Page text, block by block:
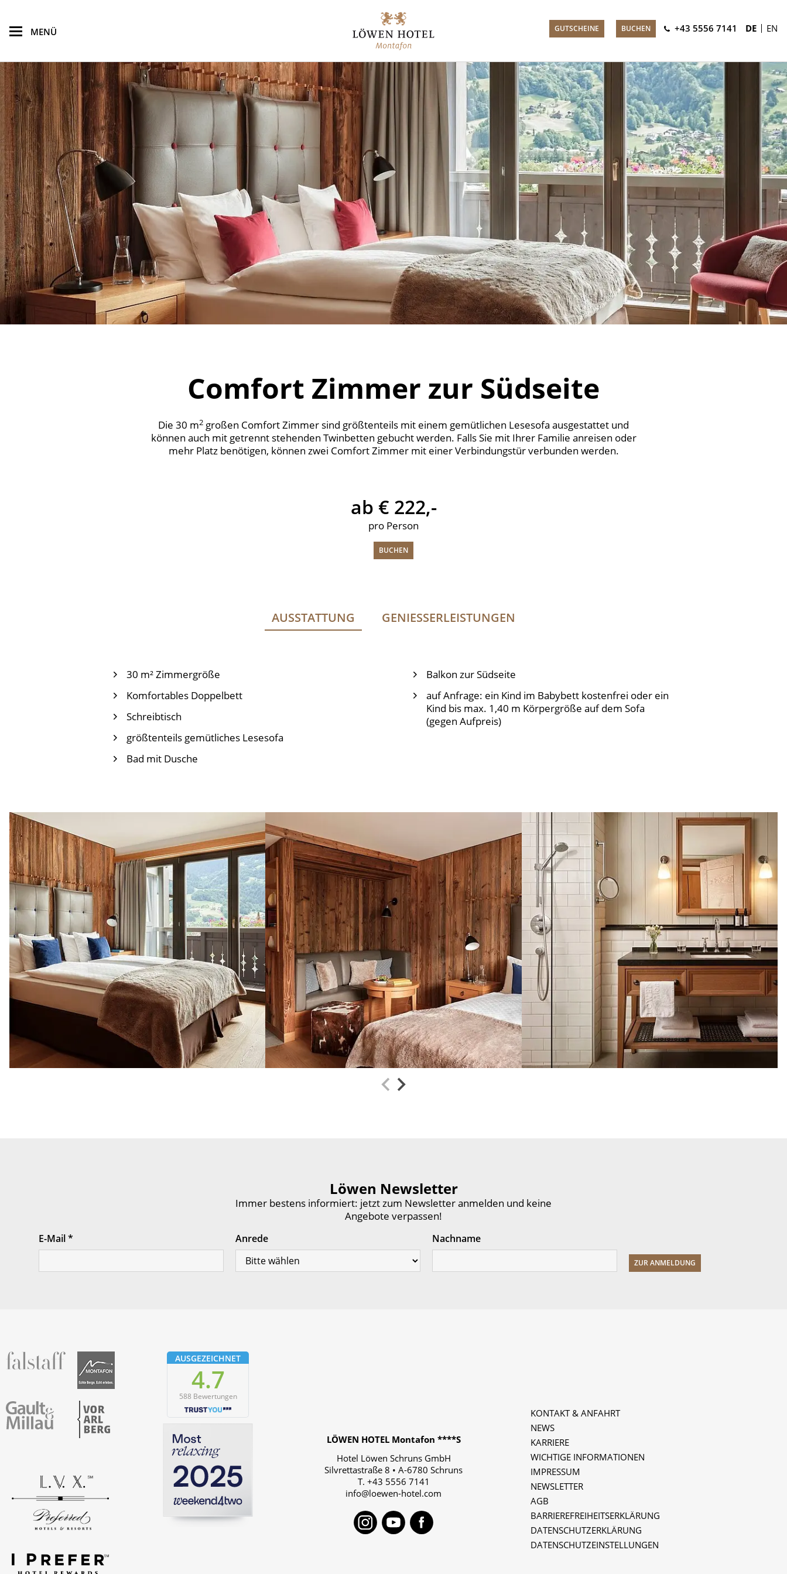
MENÜ GUTSCHEINE BUCHEN +43 5556 7141 DE EN
Comfort Zimmer zur Südseite
Die 30 m2 großen Comfort Zimmer sind größtenteils mit einem gemütlichen Lesesofa ausgestattet und
können auch mit getrennt stehenden Twinbetten gebucht werden. Falls Sie mit Ihrer Familie anreisen oder
mehr Platz benötigen, können zwei Comfort Zimmer mit einer Verbindungstür verbunden werden.
ab € 222,-
pro Person
BUCHEN
AUSSTATTUNG GENIESSERLEISTUNGEN
30 m² Zimmergröße
Komfortables Doppelbett
Schreibtisch
größtenteils gemütliches Lesesofa
Bad mit Dusche
Balkon zur Südseite
auf Anfrage: ein Kind im Babybett kostenfrei oder ein
Kind bis max. 1,40 m Körpergröße auf dem Sofa
(gegen Aufpreis)
Löwen Newsletter
Immer bestens informiert: jetzt zum Newsletter anmelden und keine
Angebote verpassen!
E-Mail* Anrede Nachname
fallstaff
Gault & Millau
Montafon
Vorarlberg
AUSGEZEICHNET
4.7
588 Bewertungen
LÖWEN HOTEL Montafon ****S
Hotel Löwen Schruns GmbH
Silvrettastraße 8 • A-6780 Schruns
T. +43 5556 7141
info@loewen-hotel.com
Instagram
YoutubeFacebook
KONTAKT & ANFAHRT
NEWS
KARRIERE
WICHTIGE INFORMATIONEN
IMPRESSUM
NEWSLETTER
AGB
BARRIEREFREIHEITSERKLÄRUNG
DATENSCHUTZERKLÄRUNG
DATENSCHUTZEINSTELLUNGEN